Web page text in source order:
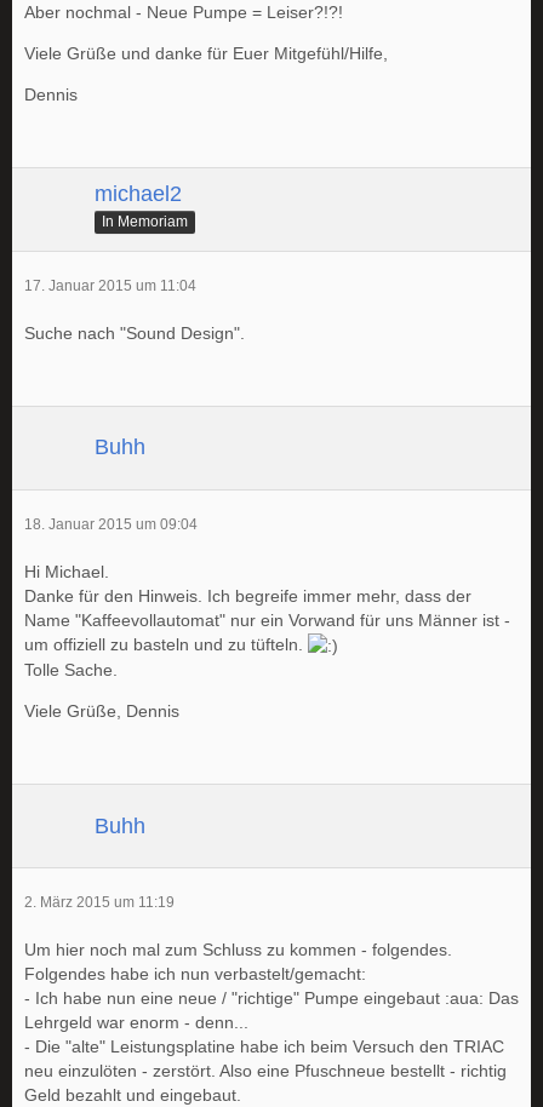
Aber nochmal - Neue Pumpe = Leiser?!?!
Viele Grüße und danke für Euer Mitgefühl/Hilfe,
Dennis
michael2
In Memoriam
17. Januar 2015 um 11:04
Suche nach "Sound Design".
Buhh
18. Januar 2015 um 09:04
Hi Michael.
Danke für den Hinweis. Ich begreife immer mehr, dass der
Name "Kaffeevollautomat" nur ein Vorwand für uns Männer ist -
um offiziell zu basteln und zu tüfteln.
Tolle Sache.
Viele Grüße, Dennis
Buhh
2. März 2015 um 11:19
Um hier noch mal zum Schluss zu kommen - folgendes.
Folgendes habe ich nun verbastelt/gemacht:
- Ich habe nun eine neue / "richtige" Pumpe eingebaut :aua: Das
Lehrgeld war enorm - denn...
- Die "alte" Leistungsplatine habe ich beim Versuch den TRIAC
neu einzulöten - zerstört. Also eine Pfuschneue bestellt - richtig
Geld bezahlt und eingebaut.